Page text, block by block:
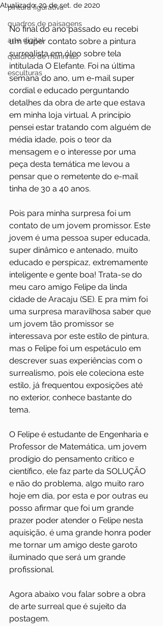
pintura figurativa
quadros de paisagens
arte digital
quadros de marinhas
esculturas
Atualizado:20 de set. de 2020
No final do ano passado eu recebi
um super contato sobre a pintura
surrealista em óleo sobre tela
intitulada O Elefante. Foi na última
semana do ano, um e-mail super
cordial e educado perguntando
detalhes da obra de arte que estava
em minha loja virtual. A princípio
pensei estar tratando com alguém de
média idade, pois o teor da
mensagem e o interesse por uma
peça desta temática me levou a
pensar que o remetente do e-mail
tinha de 30 a 40 anos.
Pois para minha surpresa foi um
contato de um jovem promissor. Este
jovem é uma pessoa super educada,
super dinâmico e antenado, muito
educado e perspicaz, extremamente
inteligente e gente boa! Trata-se do
meu caro amigo Felipe da linda
cidade de Aracaju (SE). E pra mim foi
uma surpresa maravilhosa saber que
um jovem tão promissor se
interessava por este estilo de pintura,
mas o Felipe foi um espetáculo em
descrever suas experiências com o
surrealismo, pois ele coleciona este
estilo, já frequentou exposições até
no exterior, conhece bastante do
tema.
O Felipe é estudante de Engenharia e
Professor de Matemática, um jovem
prodígio do pensamento crítico e
científico, ele faz parte da SOLUÇÃO
e não do problema, algo muito raro
hoje em dia, por esta e por outras eu
posso afirmar que foi um grande
prazer poder atender o Felipe nesta
aquisição, é uma grande honra poder
me tornar um amigo deste garoto
iluminado que será um grande
profissional.
Agora abaixo vou falar sobre a obra
de arte surreal que é sujeito da
postagem.